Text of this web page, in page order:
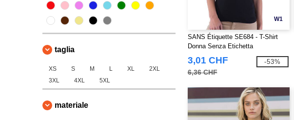
taglia
XS S M L XL
2XL
3XL
4XL 5XL
materiale
W1
SANS Étiquette SE684 - T-Shirt
Donna Senza Etichetta
3,01 CHF
6,36 CHF
-53%